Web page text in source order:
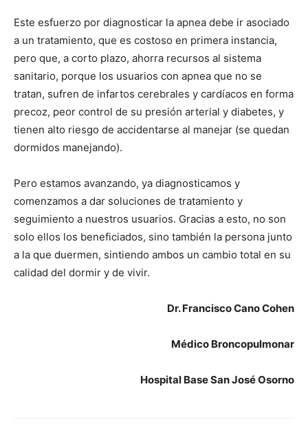
Este esfuerzo por diagnosticar la apnea debe ir asociado
a un tratamiento, que es costoso en primera instancia,
pero que, a corto plazo, ahorra recursos al sistema
sanitario, porque los usuarios con apnea que no se
tratan, sufren de infartos cerebrales y cardíacos en forma
precoz, peor control de su presión arterial y diabetes, y
tienen alto riesgo de accidentarse al manejar (se quedan
dormidos manejando).
Pero estamos avanzando, ya diagnosticamos y
comenzamos a dar soluciones de tratamiento y
seguimiento a nuestros usuarios. Gracias a esto, no son
solo ellos los beneficiados, sino también la persona junto
a la que duermen, sintiendo ambos un cambio total en su
calidad del dormir y de vivir.
Dr. Francisco Cano Cohen
Médico Broncopulmonar
Hospital Base San José Osorno